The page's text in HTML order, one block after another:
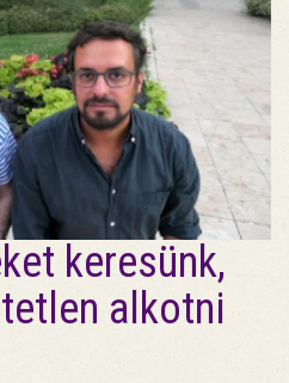
keresünk,
alkotni